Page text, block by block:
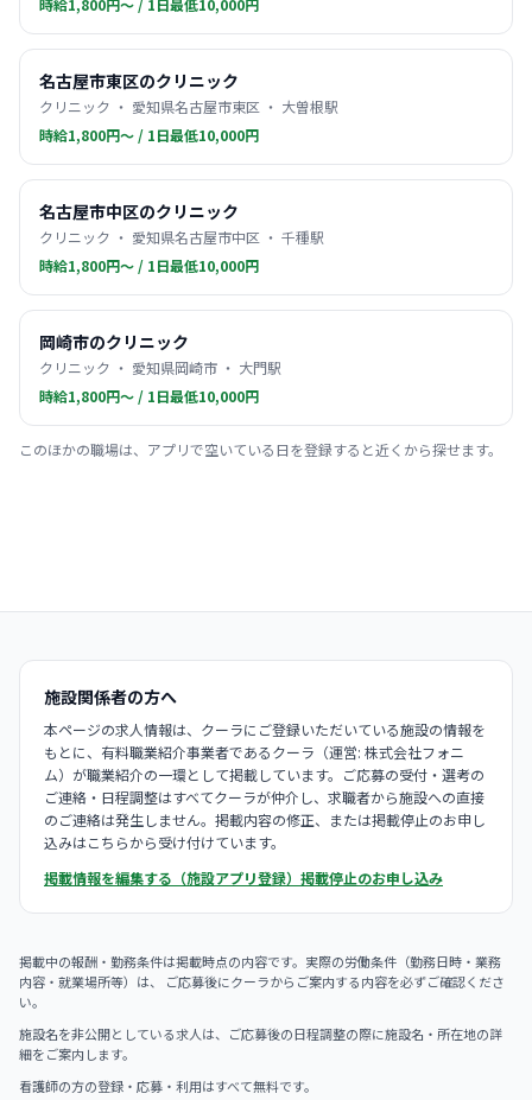
時給1,800円〜 / 1日最低10,000円
名古屋市東区のクリニック
クリニック ・ 愛知県名古屋市東区 ・ 大曽根駅
時給1,800円〜 / 1日最低10,000円
名古屋市中区のクリニック
クリニック ・ 愛知県名古屋市中区 ・ 千種駅
時給1,800円〜 / 1日最低10,000円
岡崎市のクリニック
クリニック ・ 愛知県岡崎市 ・ 大門駅
時給1,800円〜 / 1日最低10,000円
このほかの職場は、アプリで空いている日を登録すると近くから探せます。
施設関係者の方へ
本ページの求人情報は、クーラにご登録いただいている施設の情報を
もとに、有料職業紹介事業者であるクーラ（運営: 株式会社フォニ
ム）が職業紹介の一環として掲載しています。ご応募の受付・選考の
ご連絡・日程調整はすべてクーラが仲介し、求職者から施設への直接
のご連絡は発生しません。掲載内容の修正、または掲載停止のお申し
込みはこちらから受け付けています。
掲載情報を編集する（施設アプリ登録） 掲載停止のお申し込み
掲載中の報酬・勤務条件は掲載時点の内容です。実際の労働条件（勤務日時・業務
内容・就業場所等）は、 ご応募後にクーラからご案内する内容を必ずご確認くださ
い。
施設名を非公開としている求人は、ご応募後の日程調整の際に施設名・所在地の詳
細をご案内します。
看護師の方の登録・応募・利用はすべて無料です。